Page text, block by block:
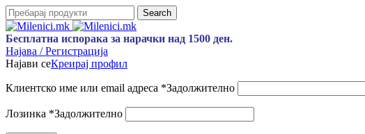
Search
Бесплатна испорака за нарачки над 1500 ден.
Најава / Регистрација
Најави сеКреирај профил
Клиентско име или email адреса *Задолжително
Лозинка *Задолжително